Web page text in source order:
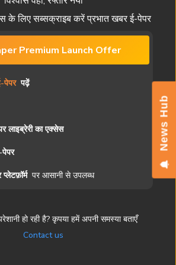
के लिए सब्सक्राइब करें प्रभात खबर ई-पेपर
Premium Launch Offer
पेपरपढ़ें
लाइब्रेरी का एक्सेस
पर आसानी से उपलब्ध
हो रही है? कृपया हमें अपनी समस्या बताएँ
Contact us
News Hub